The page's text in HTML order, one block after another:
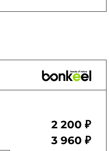
2 200 ₽
3 960 ₽